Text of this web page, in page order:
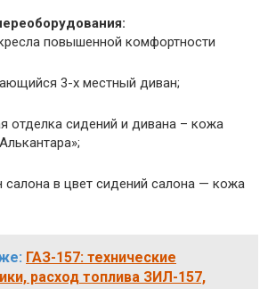
повышенной комфортности
3-х местный диван;
отделка сидений и дивана – кожа
салона в цвет сидений салона — кожа
ГАЗ-157: технические
расход топлива ЗИЛ-157,